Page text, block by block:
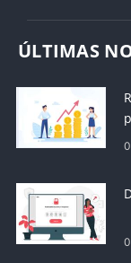
ÚLTIMAS